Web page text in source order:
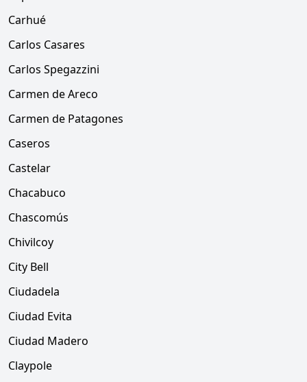
Carhué
Carlos Casares
Carlos Spegazzini
Carmen de Areco
Carmen de Patagones
Caseros
Castelar
Chacabuco
Chascomús
Chivilcoy
City Bell
Ciudadela
Ciudad Evita
Ciudad Madero
Claypole